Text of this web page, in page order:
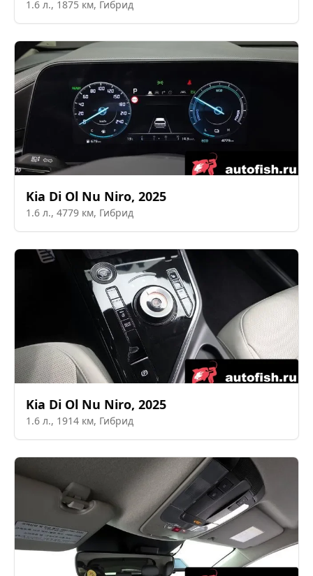
1.6 л., 1875 км, Гибрид
Kia Di Ol Nu Niro, 2025
1.6 л., 4779 км, Гибрид
Kia Di Ol Nu Niro, 2025
1.6 л., 1914 км, Гибрид